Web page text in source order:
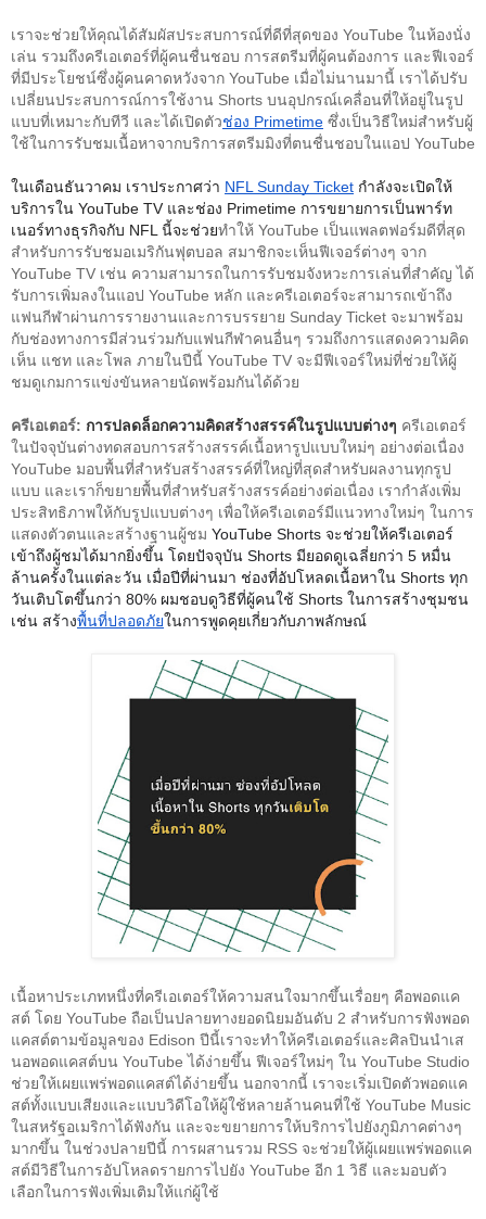
เราจะช่วยให้คุณได้สัมผัสประสบการณ์ที่ดีที่สุดของ YouTube ในห้องนั่ง
เล่น รวมถึงครีเอเตอร์ที่ผู้คนชื่นชอบ การสตรีมที่ผู้คนต้องการ และฟีเจอร์
ที่มีประโยชน์ซึ่งผู้คนคาดหวังจาก YouTube เมื่อไม่นานมานี้ เราได้ปรับ
เปลี่ยนประสบการณ์การใช้งาน Shorts บนอุปกรณ์เคลื่อนที่ให้อยู่ในรูป
แบบที่เหมาะกับทีวี และได้เปิดตัวช่อง Primetime ซึ่งเป็นวิธีใหม่สำหรับผู้
ในเดือนธันวาคม เราประกาศว่า NFL Sunday Ticket กำลังจะเปิดให้
บริการใน YouTube TV และช่อง Primetime การขยายการเป็นพาร์ท
เนอร์ทางธุรกิจกับ NFL นี้จะช่วยทำให้ YouTube เป็นแพลตฟอร์มดีที่สุด
สำหรับการรับชมอเมริกันฟุตบอล สมาชิกจะเห็นฟีเจอร์ต่างๆ จาก
YouTube TV เช่น ความสามารถในการรับชมจังหวะการเล่นที่สำคัญ ได้
รับการเพิ่มลงในแอป YouTube หลัก และครีเอเตอร์จะสามารถเข้าถึง
แฟนกีฬาผ่านการรายงานและการบรรยาย Sunday Ticket จะมาพร้อม
กับช่องทางการมีส่วนร่วมกับแฟนกีฬาคนอื่นๆ รวมถึงการแสดงความคิด
เห็น แชท และโพล ภายในปีนี้ YouTube TV จะมีฟีเจอร์ใหม่ที่ช่วยให้ผู้
ชมดูเกมการแข่งขันหลายนัดพร้อมกันได้ด้วย
ครีเอเตอร์: การปลดล็อกความคิดสร้างสรรค์ในรูปแบบต่างๆ ครีเอเตอร์
YouTube มอบพื้นที่สำหรับสร้างสรรค์ที่ใหญ่ที่สุดสำหรับผลงานทุกรูป
แบบ และเราก็ขยายพื้นที่สำหรับสร้างสรรค์อย่างต่อเนื่อง เรากำลังเพิ่ม
ประสิทธิภาพให้กับรูปแบบต่างๆ เพื่อให้ครีเอเตอร์มีแนวทางใหม่ๆ ในการ
แสดงตัวตนและสร้างฐานผู้ชม YouTube Shorts จะช่วยให้ครีเอเตอร์
เข้าถึงผู้ชมได้มากยิ่งขึ้น โดยปัจจุบัน Shorts มียอดดูเฉลี่ยกว่า 5 หมื่น
ล้านครั้งในแต่ละวัน เมื่อปีที่ผ่านมา ช่องที่อัปโหลดเนื้อหาใน Shorts ทุก
วันเติบโตขึ้นกว่า 80% ผมชอบดูวิธีที่ผู้คนใช้ Shorts ในการสร้างชุมชน
เช่น สร้างพื้นที่ปลอดภัยในการพูดคุยเกี่ยวกับภาพลักษณ์
เนื้อหาประเภทหนึ่งที่ครีเอเตอร์ให้ความสนใจมากขึ้นเรื่อยๆ คือพอดแค
สต์ โดย YouTube ถือเป็นปลายทางยอดนิยมอันดับ 2 สำหรับการฟังพอด
แคสต์ตามข้อมูลของ Edison ปีนี้เราจะทำให้ครีเอเตอร์และศิลปินนำเส
นอพอดแคสต์บน YouTube ได้ง่ายขึ้น ฟีเจอร์ใหม่ๆ ใน YouTube Studio
ช่วยให้เผยแพร่พอดแคสต์ได้ง่ายขึ้น นอกจากนี้ เราจะเริ่มเปิดตัวพอดแค
สต์ทั้งแบบเสียงและแบบวิดีโอให้ผู้ใช้หลายล้านคนที่ใช้ YouTube Music
ในสหรัฐอเมริกาได้ฟังกัน และจะขยายการให้บริการไปยังภูมิภาคต่างๆ
มากขึ้น ในช่วงปลายปีนี้ การผสานรวม RSS จะช่วยให้ผู้เผยแพร่พอดแค
สต์มีวิธีในการอัปโหลดรายการไปยัง YouTube อีก 1 วิธี และมอบตัว
เลือกในการฟังเพิ่มเติมให้แก่ผู้ใช้